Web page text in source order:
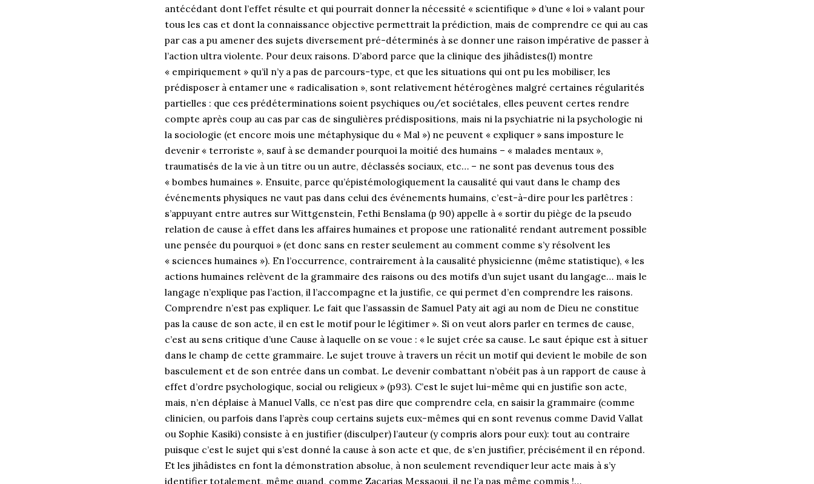
antécédant dont l’effet résulte et qui pourrait donner la nécessité « scientifique » d’une « loi » valant pour
tous les cas et dont la connaissance objective permettrait la prédiction, mais de comprendre ce qui au cas
par cas a pu amener des sujets diversement pré-déterminés à se donner une raison impérative de passer à
l’action ultra violente. Pour deux raisons. D’abord parce que la clinique des jihâdistes(1) montre
« empiriquement » qu’il n’y a pas de parcours-type, et que les situations qui ont pu les mobiliser, les
prédisposer à entamer une « radicalisation », sont relativement hétérogènes malgré certaines régularités
partielles : que ces prédéterminations soient psychiques ou/et sociétales, elles peuvent certes rendre
compte après coup au cas par cas de singulières prédispositions, mais ni la psychiatrie ni la psychologie ni
la sociologie (et encore mois une métaphysique du « Mal ») ne peuvent « expliquer » sans imposture le
devenir « terroriste », sauf à se demander pourquoi la moitié des humains – « malades mentaux »,
traumatisés de la vie à un titre ou un autre, déclassés sociaux, etc… – ne sont pas devenus tous des
« bombes humaines ». Ensuite, parce qu’épistémologiquement la causalité qui vaut dans le champ des
événements physiques ne vaut pas dans celui des événements humains, c’est-à-dire pour les parlêtres :
s’appuyant entre autres sur Wittgenstein, Fethi Benslama (p 90) appelle à « sortir du piège de la pseudo
relation de cause à effet dans les affaires humaines et propose une rationalité rendant autrement possible
une pensée du pourquoi » (et donc sans en rester seulement au comment comme s’y résolvent les
« sciences humaines »). En l’occurrence, contrairement à la causalité physicienne (même statistique), « les
actions humaines relèvent de la grammaire des raisons ou des motifs d’un sujet usant du langage… mais le
langage n’explique pas l’action, il l’accompagne et la justifie, ce qui permet d’en comprendre les raisons.
Comprendre n’est pas expliquer. Le fait que l’assassin de Samuel Paty ait agi au nom de Dieu ne constitue
pas la cause de son acte, il en est le motif pour le légitimer ». Si on veut alors parler en termes de cause,
c’est au sens critique d’une Cause à laquelle on se voue : « le sujet crée sa cause. Le saut épique est à situer
dans le champ de cette grammaire. Le sujet trouve à travers un récit un motif qui devient le mobile de son
basculement et de son entrée dans un combat. Le devenir combattant n’obéit pas à un rapport de cause à
effet d’ordre psychologique, social ou religieux » (p93). C’est le sujet lui-même qui en justifie son acte,
mais, n’en déplaise à Manuel Valls, ce n’est pas dire que comprendre cela, en saisir la grammaire (comme
clinicien, ou parfois dans l’après coup certains sujets eux-mêmes qui en sont revenus comme David Vallat
ou Sophie Kasiki) consiste à en justifier (disculper) l’auteur (y compris alors pour eux): tout au contraire
puisque c’est le sujet qui s’est donné la cause à son acte et que, de s’en justifier, précisément il en répond.
Et les jihâdistes en font la démonstration absolue, à non seulement revendiquer leur acte mais à s’y
identifier totalement, même quand, comme Zacarias Messaoui, il ne l’a pas même commis !…